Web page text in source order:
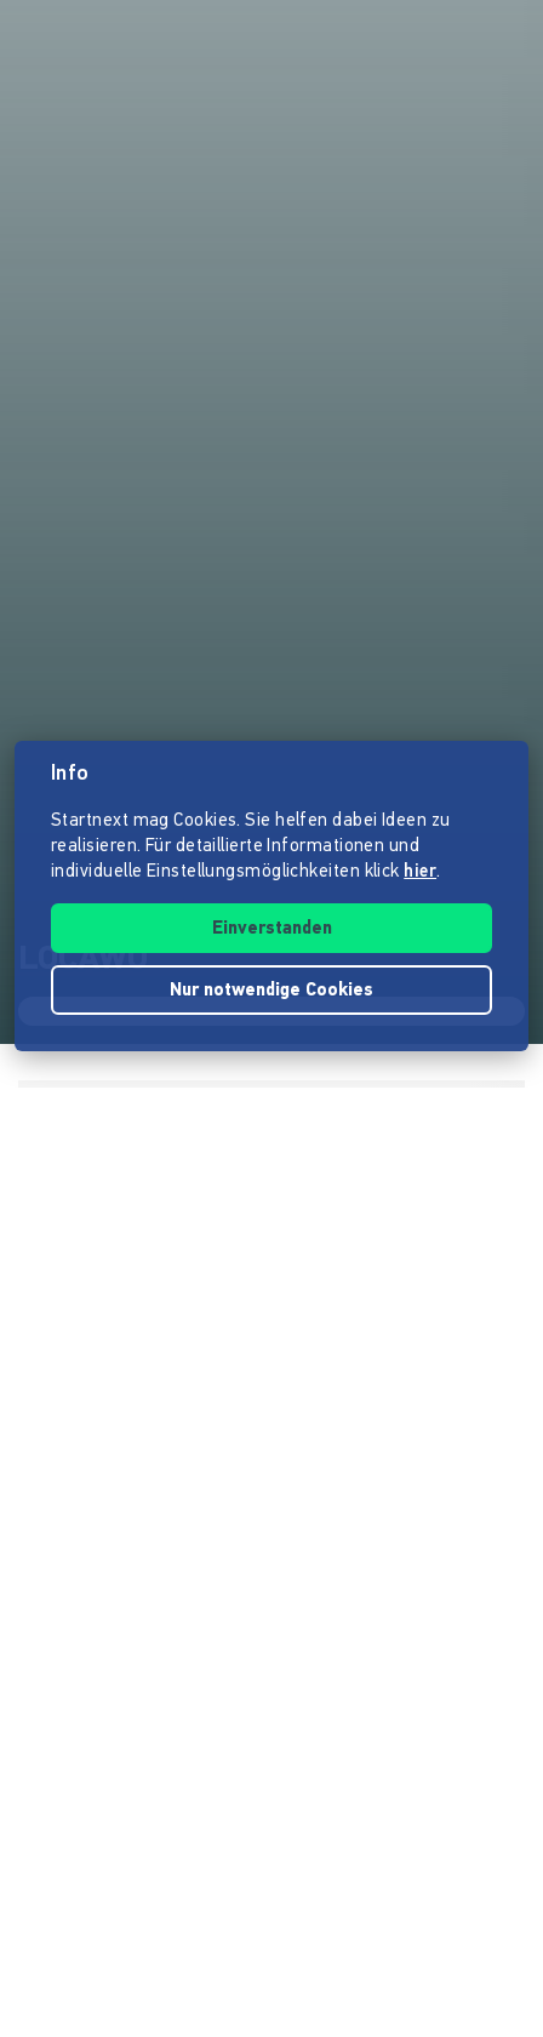
LOCAWO
Info
Startnext mag Cookies. Sie helfen dabei Ideen zu
realisieren. Für detaillierte Informationen und
individuelle Einstellungsmöglichkeiten klick hier.
Einverstanden
Nur notwendige Cookies